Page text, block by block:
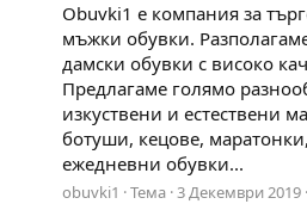
Obuvki1 е компания за
мъжки обувки.
дамски обувки с високо
Предлагаме голямо
изкуствени и естествени
ботуши, кецове,
ежедневни обувки...
obuvki1 Тема 3 Декември 2019